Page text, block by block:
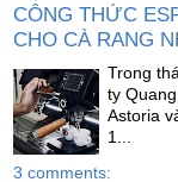
CÔNG THỨC
CHO CÀ RANG
Trong
ty
Astoria
1...
3 comments: